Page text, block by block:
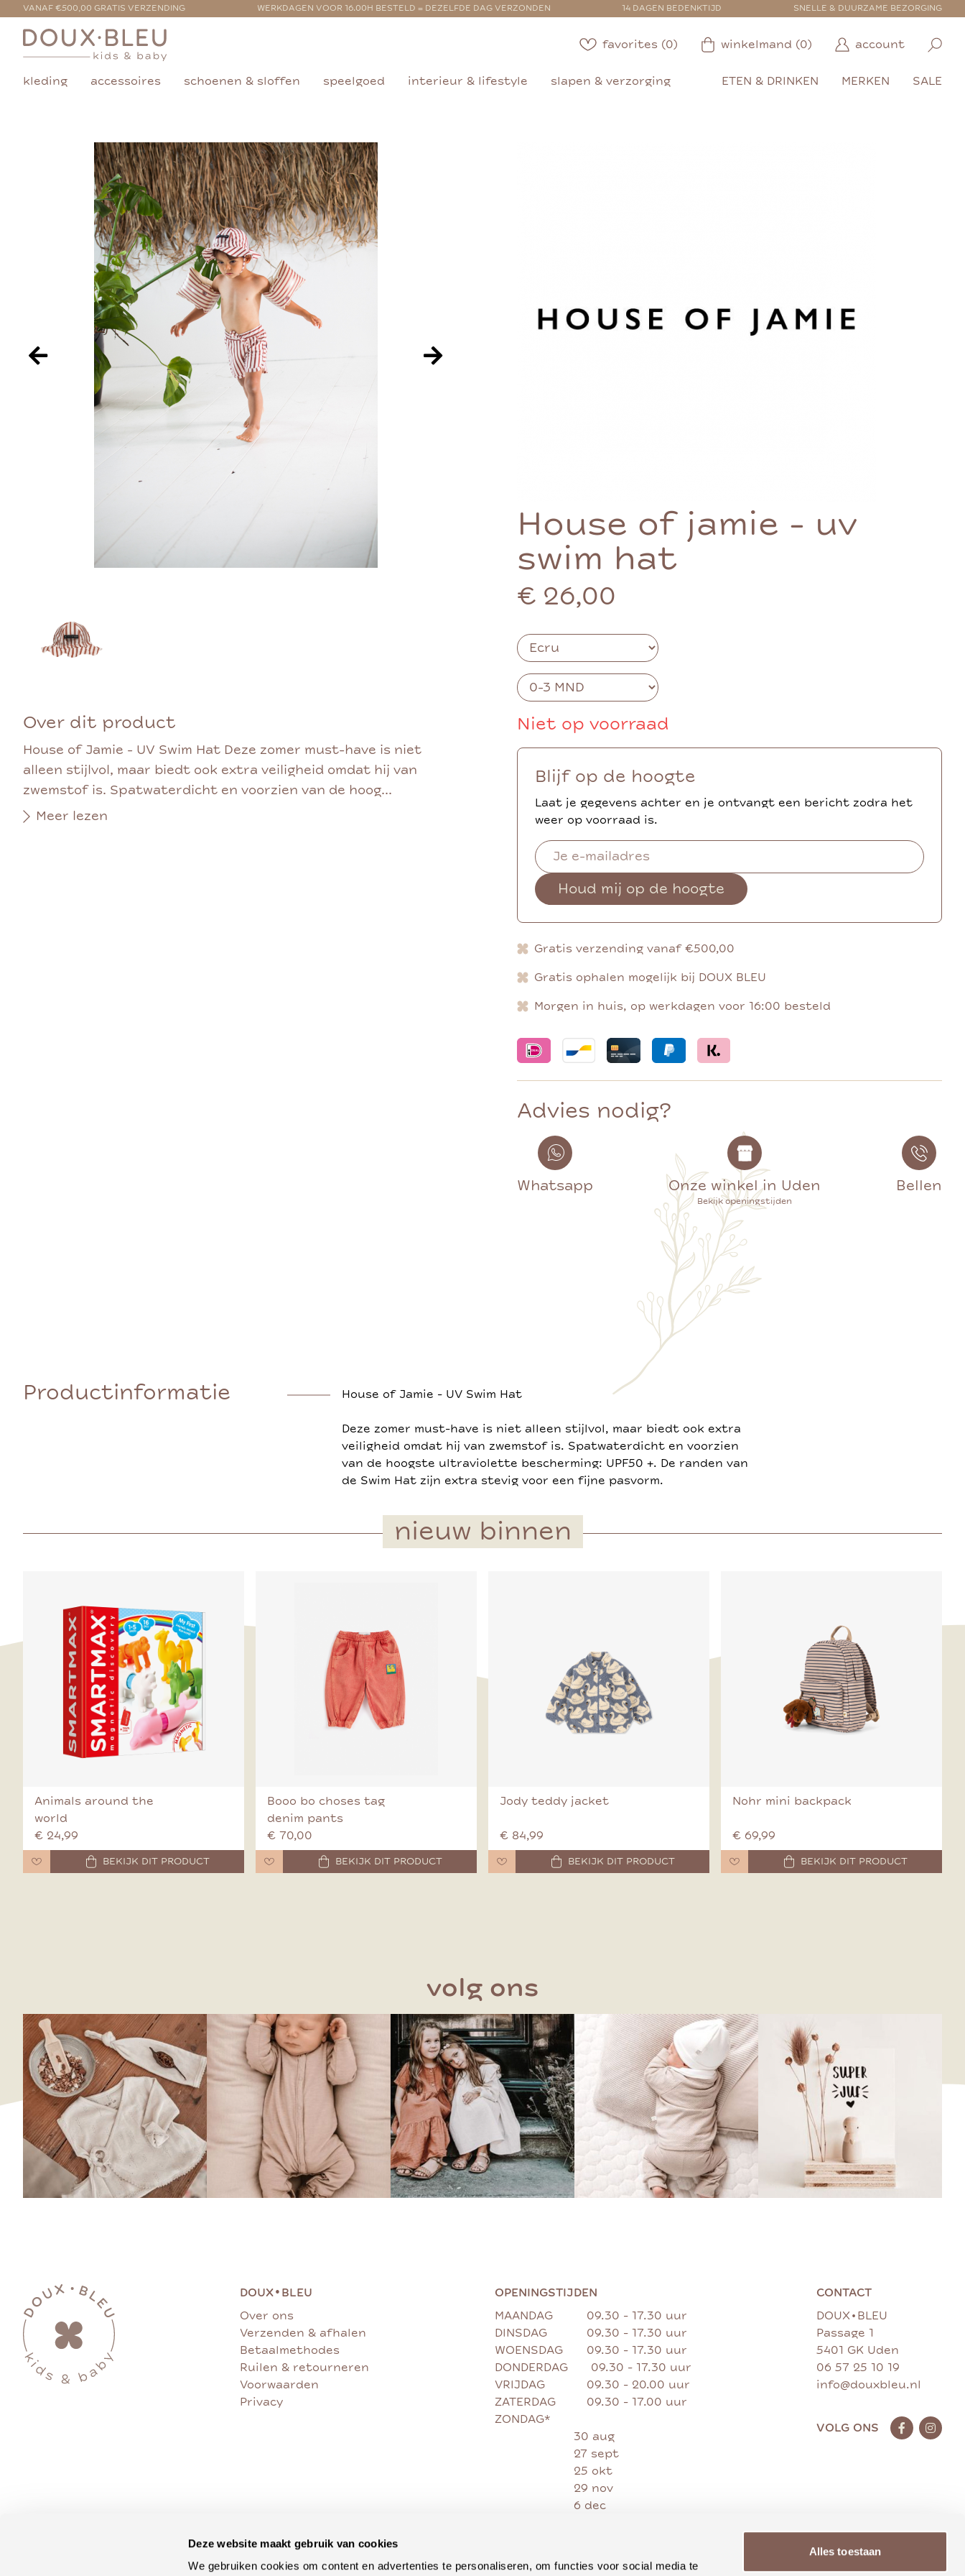
Deze website maakt gebruik van cookies
We gebruiken cookies om content en advertenties te personaliseren, om functies voor social media te
Alles toestaan
VANAF €500,00 GRATIS VERZENDING WERKDAGEN VOOR 16.00H BESTELD = DEZELFDE DAG VERZONDEN 14 DAGEN BEDENKTIJD SNELLE & DUURZAME BEZORGING
favorites (0) winkelmand (0) account
kleding accessoires schoenen & sloffen speelgoed interieur & lifestyle slapen & verzorging ETEN & DRINKEN MERKEN SALE
Over dit product
House of Jamie - UV Swim Hat Deze zomer must-have is niet
alleen stijlvol, maar biedt ook extra veiligheid omdat hij van
zwemstof is. Spatwaterdicht en voorzien van de hoog...
Meer lezen
House of jamie - uv
swim hat
€ 26,00
Niet op voorraad
Blijf op de hoogte
Laat je gegevens achter en je ontvangt een bericht zodra het
weer op voorraad is.
Houd mij op de hoogte
Gratis verzending vanaf €500,00
Gratis ophalen mogelijk bij DOUX BLEU
Morgen in huis, op werkdagen voor 16:00 besteld
Advies nodig?
Whatsapp Onze winkel in Uden
Bekijk openingstijden
Bellen
Productinformatie House of Jamie - UV Swim Hat
Deze zomer must-have is niet alleen stijlvol, maar biedt ook extra
veiligheid omdat hij van zwemstof is. Spatwaterdicht en voorzien
van de hoogste ultraviolette bescherming: UPF50 +. De randen van
de Swim Hat zijn extra stevig voor een fijne pasvorm.
nieuw binnen
Animals around the
world
€ 24,99
BEKIJK DIT PRODUCT
Booo bo choses tag
denim pants
€ 70,00
BEKIJK DIT PRODUCT
Jody teddy jacket
€ 84,99
BEKIJK DIT PRODUCT
Nohr mini backpack
€ 69,99
BEKIJK DIT PRODUCT
volg ons
DOUX• BLEU
Over ons
Verzenden & afhalen
Betaalmethodes
Ruilen & retourneren
Voorwaarden
Privacy
OPENINGSTIJDEN
MAANDAG
09.30 - 17.30 uur
DINSDAG
09.30 - 17.30 uur
WOENSDAG
09.30 - 17.30 uur
DONDERDAG
09.30 - 17.30 uur
VRIJDAG
09.30 - 20.00 uur
ZATERDAG
09.30 - 17.00 uur
ZONDAG*
30 aug
27 sept
25 okt
29 nov
6 dec
CONTACT
DOUX • BLEU
Passage 1
5401 GK Uden
06 57 25 10 19
info@douxbleu.nl
VOLG ONS